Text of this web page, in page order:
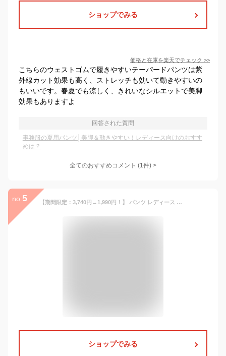
ショップでみる
価格と在庫を楽天でチェック >>
こちらのウェストゴムで履きやすいテーパードパンツは紫
外線カット効果も高く、ストレッチも効いて動きやすいの
もいいです。春夏でも涼しく、きれいなシルエットで美脚
効果もありますよ
回答された質問
事務服の夏用パンツ│美脚＆動きやすい！レディース向けのおすす
めは？
全てのおすすめコメント (1件) >
no. 5 【期間限定：3,740円→1,990円！】 パンツ レディース ワイドパンツ サテンパンツ サテン きれいめ 涼しい 夏 イージーパンツ ウエストゴム 大きいサイズ 低身長 高身長 ワンマイルウェア ゆったり 黒
ショップでみる